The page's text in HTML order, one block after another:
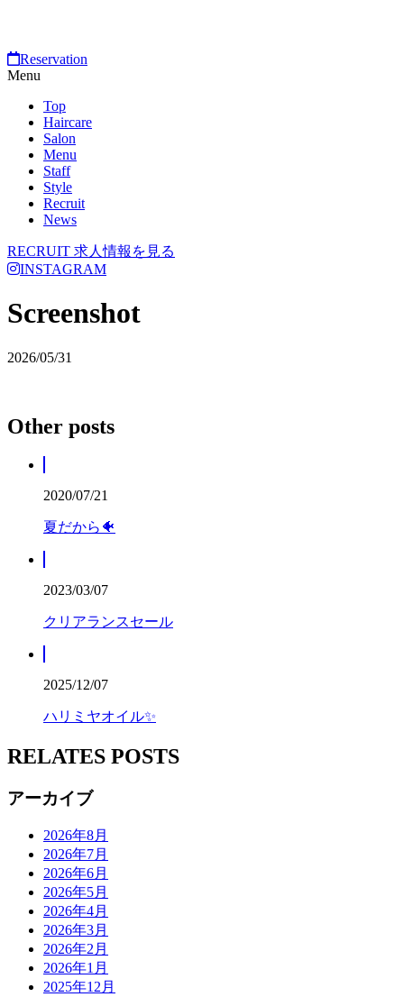
Reservation
Menu
Top
Haircare
Salon
Menu
Staff
Style
Recruit
News
RECRUIT 求人情報を見る
INSTAGRAM
Screenshot
2026/05/31
Other posts
2020/07/21
夏だから🐠
2023/03/07
クリアランスセール
2025/12/07
ハリミヤオイル✨
RELATES POSTS
アーカイブ
2026年8月
2026年7月
2026年6月
2026年5月
2026年4月
2026年3月
2026年2月
2026年1月
2025年12月